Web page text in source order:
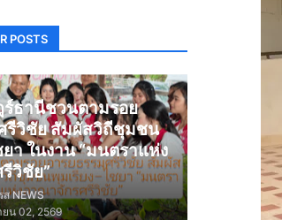
POSTS
ร์ธานีชวนตามรอย
รีวิชัย สัมผัสวิถีชุมชน
า ในงาน “มนตราแห่ง
วิชัย”
ส NEWS
น 02, 2569